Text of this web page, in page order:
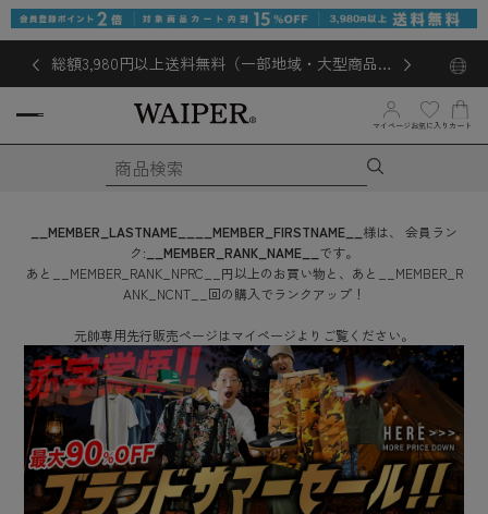
総額3,980円以上送料無料（一部地域・大型商品対
マイページ お気に入り カート
__MEMBER_LASTNAME__ __MEMBER_FIRSTNAME__ 様は、
会員ラン
ク: __MEMBER_RANK_NAME__ です。
あと
__MEMBER_RANK_NPRC__ 円以上のお買い物と、あと
__MEMBER_R
ANK_NCNT__ 回の購入でランクアップ！
元帥専用先行販売ページはマイページよりご覧ください。